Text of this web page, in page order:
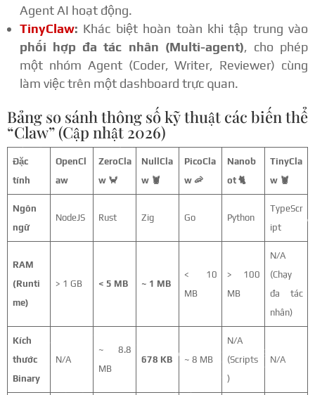
Agent AI hoạt động.
TinyClaw: Khác biệt hoàn toàn khi tập trung vào
phối hợp đa tác nhân (Multi-agent), cho phép
một nhóm Agent (Coder, Writer, Reviewer) cùng
làm việc trên một dashboard trực quan.
Bảng so sánh thông số kỹ thuật các biến thể
“Claw” (Cập nhật 2026)
Đặc
tính
OpenCl
aw
ZeroCla
w 🦀
NullCla
w 🦞
PicoCla
w 🦐
Nanob
ot 🐈
TinyCla
w 🦞
Ngôn
ngữ
NodeJS Rust Zig Go Python
TypeScr
ipt
RAM
(Runti
me)
> 1 GB < 5 MB ~ 1 MB
< 10
MB
> 100
MB
N/A
(Chạy
đa tác
nhân)
Kích
thước
Binary
N/A
~ 8.8
MB
678 KB ~ 8 MB
N/A
(Scripts
)
N/A